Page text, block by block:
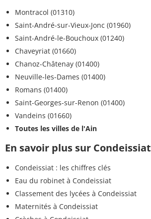
Montracol (01310)
Saint-André-sur-Vieux-Jonc (01960)
Saint-André-le-Bouchoux (01240)
Chaveyriat (01660)
Chanoz-Châtenay (01400)
Neuville-les-Dames (01400)
Romans (01400)
Saint-Georges-sur-Renon (01400)
Vandeins (01660)
Toutes les villes de l'Ain
En savoir plus sur Condeissiat
Condeissiat : les chiffres clés
Eau du robinet à Condeissiat
Classement des lycées à Condeissiat
Maternités à Condeissiat